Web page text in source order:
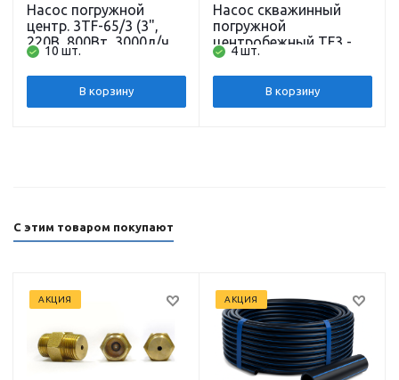
Насос погружной
центр. 3TF-65/3 (3",
220В, 800Вт, 3000л/ч,
64м) кабель 30 м.
BELAMOS
10 шт.
В корзину
Насос скважинный
погружной
центробежный TF3 -80
(3", 220В, 1000Вт,
2700л/ч, 85м, 1")
кабель 1,5 м (до 80м)
BELAMOS
4 шт.
В корзину
С этим товаром покупают
АКЦИЯ АКЦИЯ